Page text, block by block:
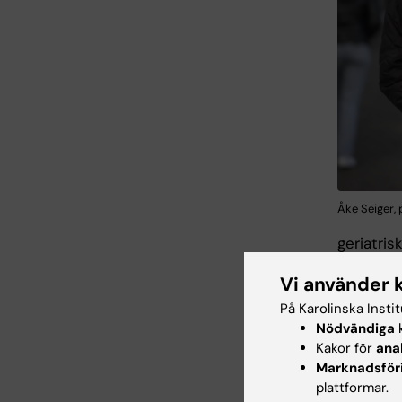
Åke Seiger,
Åke
Den
Vi använder
På Karolinska
Nödvändiga
Kakor för
plattformar.